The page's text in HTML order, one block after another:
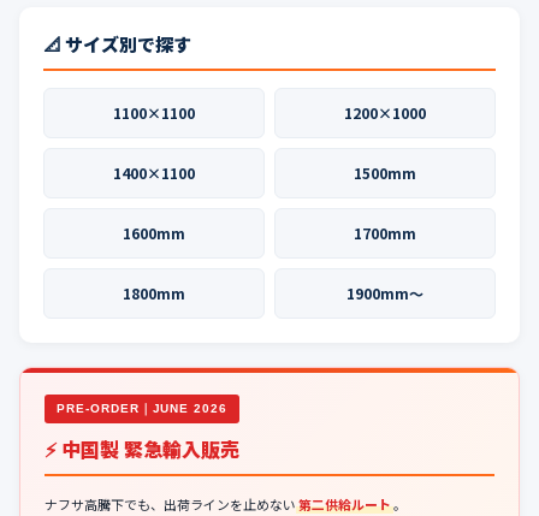
📐 サイズ別で探す
1100×1100 1200×1000
1400×1100 1500mm
1600mm 1700mm
1800mm 1900mm〜
PRE-ORDER｜JUNE 2026
⚡ 中国製 緊急輸入販売
ナフサ高騰下でも、出荷ラインを止めない第二供給ルート。